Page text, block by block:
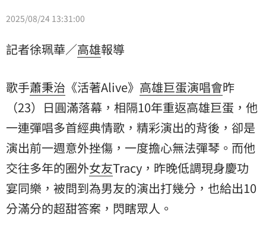
2025/08/24 13:31:00
記者徐珮華／高雄報導
歌手蕭秉治 《活著Alive》 高雄巨蛋演唱會昨
（23）日圓滿落幕，相隔10年重返高雄巨蛋，他
一連彈唱多首經典情歌，精彩演出的背後，卻是
演出前一週意外挫傷，一度擔心無法彈琴。而他
交往多年的圈外女友Tracy，昨晚低調現身慶功
宴同樂，被問到為男友的演出打幾分，也給出10
分滿分的超甜答案，閃瞎眾人。